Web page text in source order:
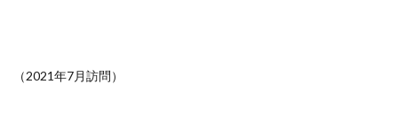
（2021年7月訪問）